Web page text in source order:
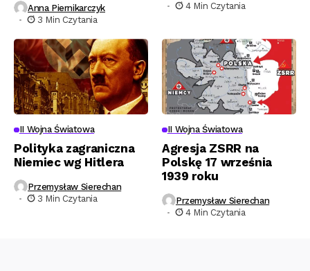
Anna Piernikarczyk
3 Min Czytania
4 Min Czytania
II Wojna Światowa
Polityka zagraniczna
Niemiec wg Hitlera
Przemysław Sierechan
3 Min Czytania
II Wojna Światowa
Agresja ZSRR na
Polskę 17 września
1939 roku
Przemysław Sierechan
4 Min Czytania